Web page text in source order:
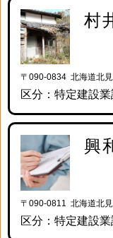
村
〒090-0834 北海道北
区分：特定建設
興
〒090-0811 北海道北
区分：特定建設